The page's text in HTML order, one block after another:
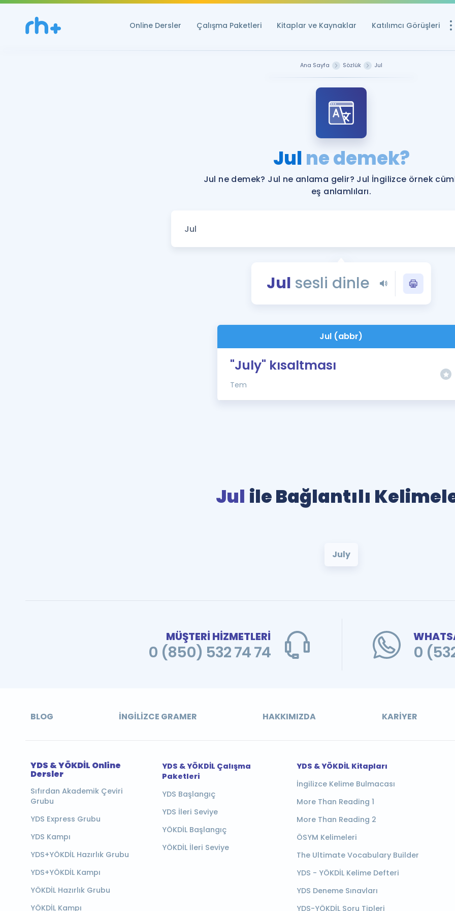
Online Dersler Çalışma Paketleri Kitaplar ve Kaynaklar Katılımcı Görüşleri
YDS ve YÖKDİL
YDS ve YÖKDİL'e
Tüm ÖSYM
Blog
YDS - YÖKDİL
İngilizce Gramer
Ana Sayfa Sözlük Jul
Julne demek?
Jul ne demek? Jul ne anlama gelir? Jul İngilizce örnek
eş anlamlıları.
Jul sesli dinle
Jul (abbr)
"July" kısaltması
Tem
Jul ile Bağlantılı
July
MÜŞTERİ HİZMETLERİ
0 (850) 532 74 74 0
BLOG İNGILIZCE GRAMER HAKKIMIZDA KARIYER
YDS & YÖKDİL Online
Dersler
Sıfırdan Akademik Çeviri
Grubu
YDS Express Grubu
YDS Kampı
YDS+YÖKDİL Hazırlık Grubu
YDS+YÖKDİL Kampı
YÖKDİL Hazırlık Grubu
YÖKDİL Kampı
YDS & YÖKDİL Çalışma
Paketleri
YDS Başlangıç
YDS İleri Seviye
YÖKDİL Başlangıç
YÖKDİL İleri Seviye
YDS & YÖKDİL Kitapları
İngilizce Kelime Bulmacası
More Than Reading 1
More Than Reading 2
ÖSYM Kelimeleri
The Ultimate Vocabulary Builder
YDS - YÖKDİL Kelime Defteri
YDS Deneme Sınavları
YDS-YÖKDİL Soru Tipleri